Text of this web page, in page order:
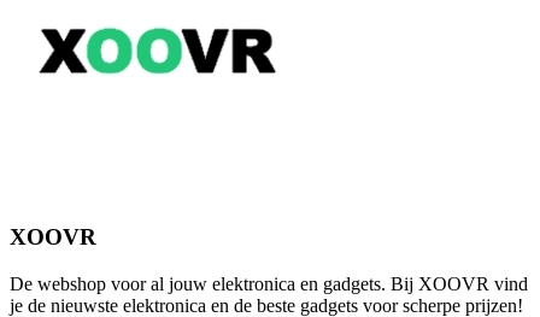
XOOVR
De webshop voor al jouw elektronica en gadgets. Bij XOOVR vind
je de nieuwste elektronica en de beste gadgets voor scherpe prijzen!